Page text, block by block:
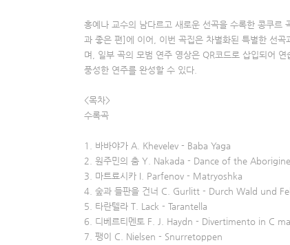
홍예나 교수의 남다르고 새로운 선곡을 수록한 콩쿠
과 좋은 편]에 이어, 이번 곡집은 차별화된 특별한 선
며, 일부 곡의 모범 연주 영상은 QR코드로 삽입되어
풍성한 연주를 완성할 수 있다.
<목차>
수록곡
1. 바바야가 A. Khevelev - Baba Yaga
2. 원주민의 춤 Y. Nakada - Dance of the
3. 마트료시카 I. Parfenov - Matryoshka
4. 숲과 들판을 건너 C. Gurlitt - Durch Wald und
5. 타란텔라 T. Lack - Tarantella
6. 디베르티멘토 F. J. Haydn - Divertimento in C
7. 팽이 C. Nielsen - Snurretoppen